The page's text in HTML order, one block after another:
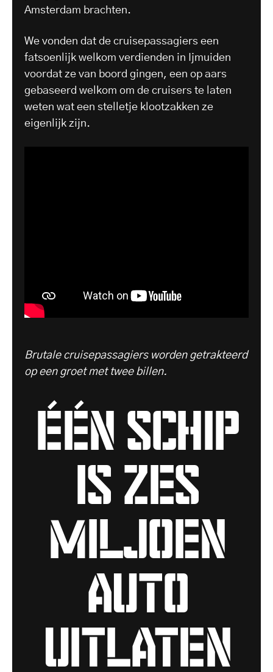
Amsterdam brachten.
We vonden dat de cruisepassagiers een
fatsoenlijk welkom verdienden in Ijmuiden
voordat ze van boord gingen, een op aars
gebaseerd welkom om de cruisers te laten
weten wat een stelletje klootzakken ze
eigenlijk zijn.
Brutale cruisepassagiers worden getrakteerd
op een groet met twee billen.
één schip
is zes
miljoen
auto
uitlaten